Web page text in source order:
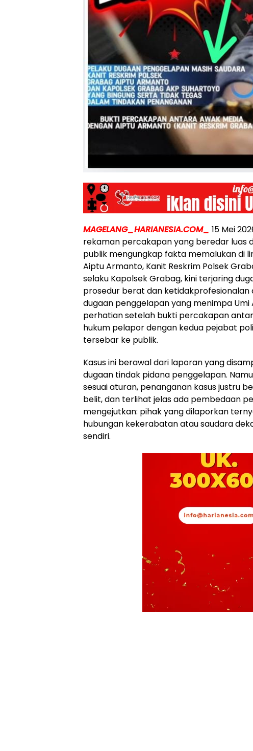
MAGELANG_HARIANESIA.COM_ 15 Mei
rekaman percakapan yang beredar luas
publik mengungkap fakta memalukan di
Aiptu Armanto, Kanit Reskrim Polsek
selaku Kapolsek Grabag, kini terjaring
prosedur berat dan ketidakprofesionalan
dugaan penggelapan yang menimpa Umi
perhatian setelah bukti percakapan
hukum pelapor dengan kedua pejabat
tersebar ke publik.
Kasus ini berawal dari laporan yang
dugaan tindak pidana penggelapan.
sesuai aturan, penanganan kasus justru
belit, dan terlihat jelas ada pembedaan
mengejutkan: pihak yang dilaporkan
hubungan kekerabatan atau saudara
sendiri.